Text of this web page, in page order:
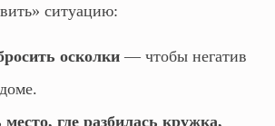
ситуацию:
осколки — чтобы негатив
где разбилась кружка,